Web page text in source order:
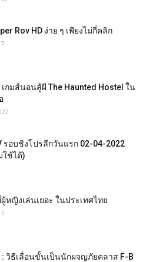
Rov HD ง่าย ๆ เพียงไม่กี่คลิก
กมส์นอนสู้ผี The Haunted Hostel ใน
รอบชิงโปรลีกวันแรก 02-04-2022
ใช้ได้)
หญิงเล่นเยอะ ในประเทศไทย
: วิธีเลื่อนขั้นเป็นนักผจญภัยคลาส F-B